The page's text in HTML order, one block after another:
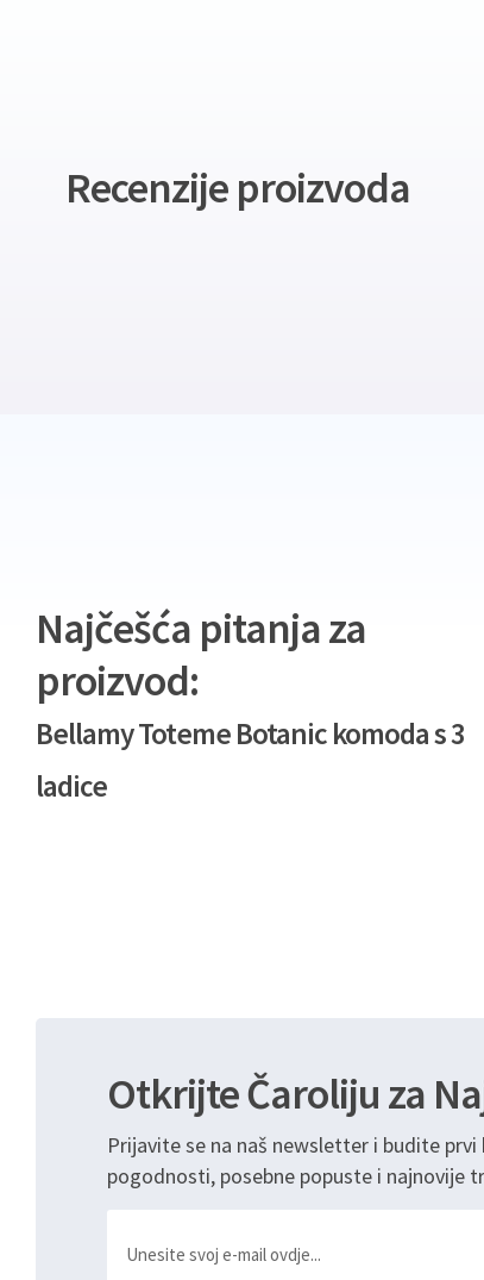
Recenzije proizvoda
Najčešća pitanja za
proizvod:
Bellamy Toteme Botanic komoda s 3
ladice
Otkrijte Čaroliju za
Prijavite se na naš newsletter i budite
pogodnosti, posebne popuste i najnovije